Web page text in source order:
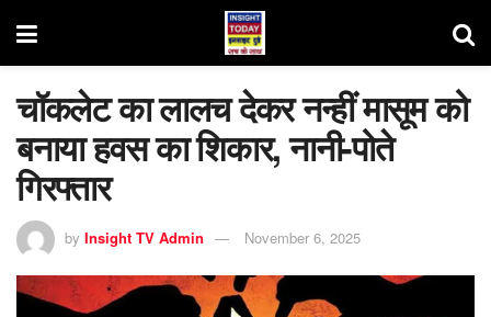
चॉकलेट का लालच देकर नन्हीं मासूम को
बनाया हवस का शिकार, नानी-पोते
गिरफ्तार
by Insight TV Admin November 6, 2025